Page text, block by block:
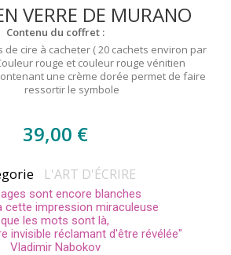
VERRE DE MURANO
Contenu du coffret :
cire à cacheter ( 20 cachets environ par
rouge et couleur rouge vénitien
une crème dorée permet de faire
ressortir le symbole
39,00 €
L'ART D'ÉCRIRE
sont encore blanches
cette impression miraculeuse
que les mots sont là,
invisible réclamant d'être révélée"
Vladimir Nabokov